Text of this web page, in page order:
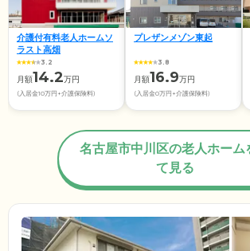
介護付有料老人ホームソ
ラスト高畑
3.2
月額14.2万円
(入居金10万円+介護保険料)
プレザンメゾン東起
3.8
月額16.9万円
(入居金0万円+介護保険料)
名古屋市中川区の老人ホーム
て見る